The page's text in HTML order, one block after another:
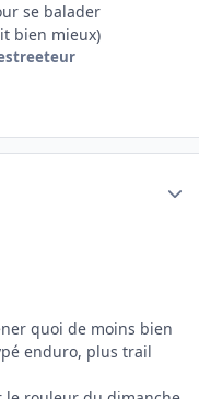
se balader
bien mieux)
quoi de moins bien
enduro, plus trail